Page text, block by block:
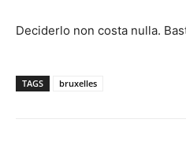
Deciderlo non costa nulla.
TAGS bruxelles